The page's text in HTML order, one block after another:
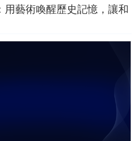
用藝術喚醒歷史記憶，讓和